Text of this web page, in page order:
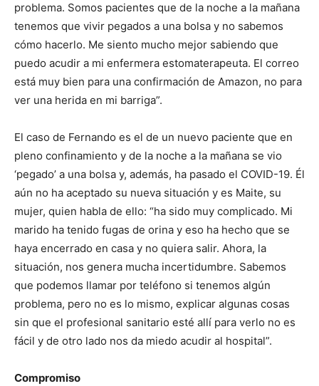
problema. Somos pacientes que de la noche a la mañana
tenemos que vivir pegados a una bolsa y no sabemos
cómo hacerlo. Me siento mucho mejor sabiendo que
puedo acudir a mi enfermera estomaterapeuta. El correo
está muy bien para una confirmación de Amazon, no para
ver una herida en mi barriga”.
El caso de Fernando es el de un nuevo paciente que en
pleno confinamiento y de la noche a la mañana se vio
‘pegado’ a una bolsa y, además, ha pasado el COVID-19. Él
aún no ha aceptado su nueva situación y es Maite, su
mujer, quien habla de ello: “ha sido muy complicado. Mi
marido ha tenido fugas de orina y eso ha hecho que se
haya encerrado en casa y no quiera salir. Ahora, la
situación, nos genera mucha incertidumbre. Sabemos
que podemos llamar por teléfono si tenemos algún
problema, pero no es lo mismo, explicar algunas cosas
sin que el profesional sanitario esté allí para verlo no es
fácil y de otro lado nos da miedo acudir al hospital”.
Compromiso